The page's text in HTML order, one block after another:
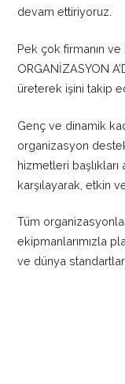
devam ettiriyoruz.
Pek çok firmanın
ORGANİZASYON
üreterek işini takip
Genç ve dinamik
organizasyon
hizmetleri başlıkları
karşılayarak, etkin
Tüm
ekipmanlarımızla
ve dünya